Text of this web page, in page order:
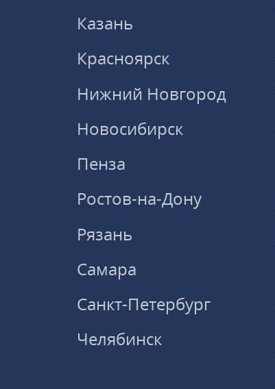
Казань
Красноярск
Нижний Новгород
Новосибирск
Пенза
Ростов-на-Дону
Рязань
Самара
Санкт-Петербург
Челябинск